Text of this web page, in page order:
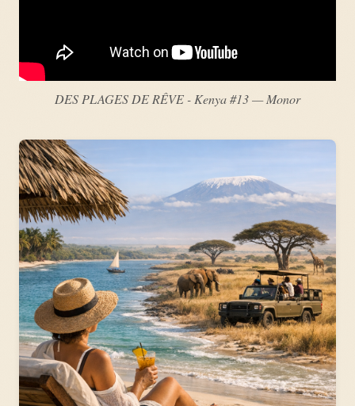
DES PLAGES DE RÊVE - Kenya #13 — Monor